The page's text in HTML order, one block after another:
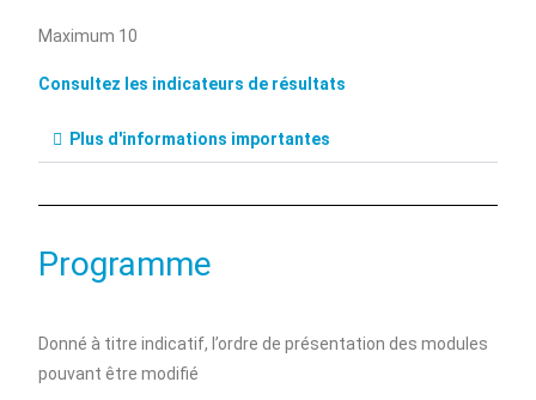
Maximum 10
Consultez les indicateurs de résultats
Plus d'informations importantes
Programme
Donné à titre indicatif, l’ordre de présentation des modules
pouvant être modifié